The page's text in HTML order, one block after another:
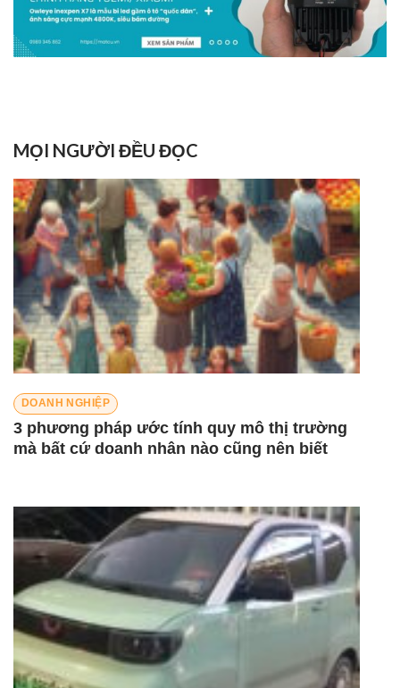
MỌI NGƯỜI ĐỀU ĐỌC
DOANH NGHIỆP
3 phương pháp ước tính quy mô thị trường
mà bất cứ doanh nhân nào cũng nên biết